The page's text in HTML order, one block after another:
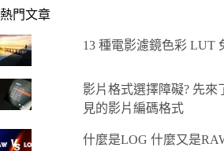
熱門文章
13 種電影濾鏡色彩 LUT
影片格式選擇障礙? 先來
見的影片編碼格式
什麼是LOG 什麼又是